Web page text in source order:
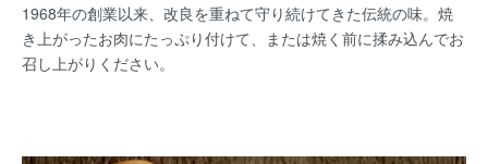
1968年の創業以来、改良を重ねて守り続けてきた伝統の味。焼
き上がったお肉にたっぷり付けて、または焼く前に揉み込んでお
召し上がりください。